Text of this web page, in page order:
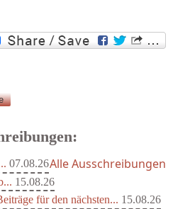
07.08.26
15.08.26
für den nächsten... 15.08.26
Alle Ausschreibungen